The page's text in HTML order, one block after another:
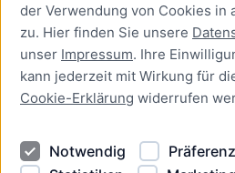
der Verwendung von Cookies in
zu. Hier finden Sie unsere
unser Impressum. Ihre
kann jederzeit mit Wirkung für
Cookie-Erklärung widerrufen
Notwendig
Newsletter Lübeck:kompakt
Kontakt
Kontakt
Datenschutzhinweise